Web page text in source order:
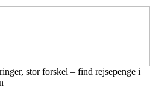
stor forskel – find rejsepenge i